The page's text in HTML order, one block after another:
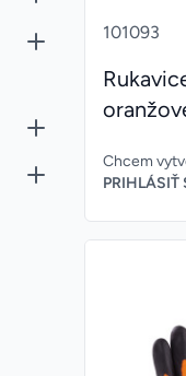
101093
Chcem
PRIHLÁSIŤ